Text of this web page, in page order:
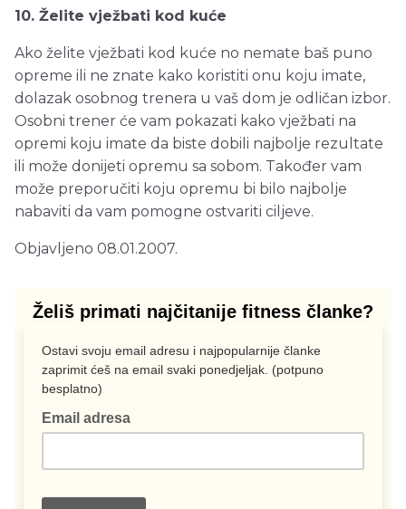
10. Želite vježbati kod kuće
Ako želite vježbati kod kuće no nemate baš puno
opreme ili ne znate kako koristiti onu koju imate,
dolazak osobnog trenera u vaš dom je odličan izbor.
Osobni trener će vam pokazati kako vježbati na
opremi koju imate da biste dobili najbolje rezultate
ili može donijeti opremu sa sobom. Također vam
može preporučiti koju opremu bi bilo najbolje
nabaviti da vam pomogne ostvariti ciljeve.
Objavljeno 08.01.2007.